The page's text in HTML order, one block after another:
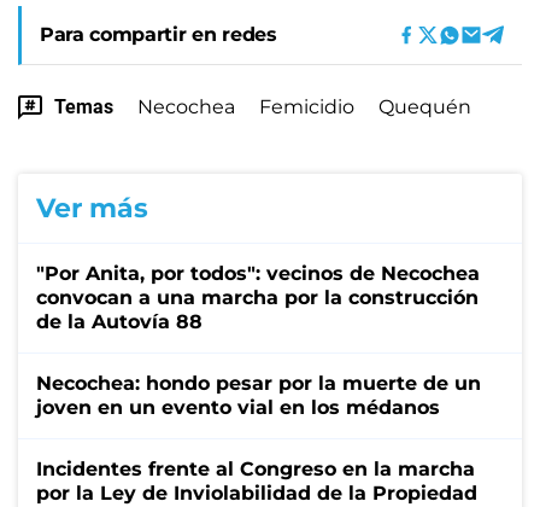
Para compartir en redes
Temas Necochea Femicidio Quequén
Ver más
"Por Anita, por todos": vecinos de Necochea
convocan a una marcha por la construcción
de la Autovía 88
Necochea: hondo pesar por la muerte de un
joven en un evento vial en los médanos
Incidentes frente al Congreso en la marcha
por la Ley de Inviolabilidad de la Propiedad